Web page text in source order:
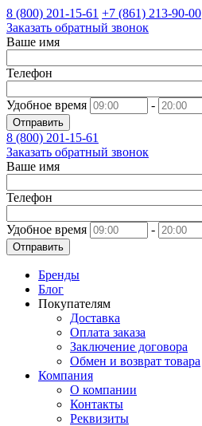
8 (800) 201-15-61 +7 (861) 213-90-00
Заказать обратный звонок
Ваше имя
Телефон
Удобное время -
Отправить
8 (800) 201-15-61
Заказать обратный звонок
Ваше имя
Телефон
Удобное время -
Отправить
Бренды
Блог
Покупателям
Доставка
Оплата заказа
Заключение договора
Обмен и возврат товара
Компания
О компании
Контакты
Реквизиты